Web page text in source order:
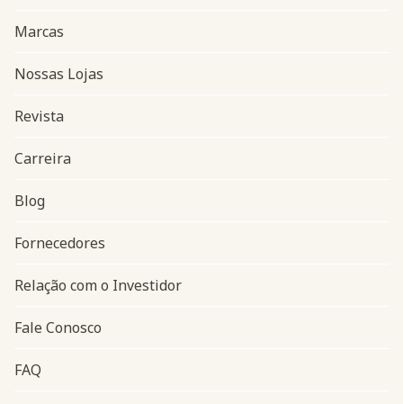
Navegação do rodapé
Marcas
Nossas Lojas
Revista
Carreira
Blog
Fornecedores
Relação com o Investidor
Fale Conosco
FAQ